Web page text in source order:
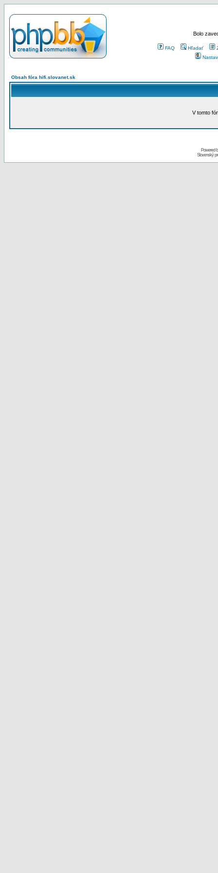
Bolo
FAQ Hľadať
Obsah fóra hifi.slovanet.sk
V tomto
Powered
Slovenský